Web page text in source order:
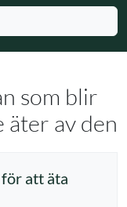
som blir
äter av den
att äta